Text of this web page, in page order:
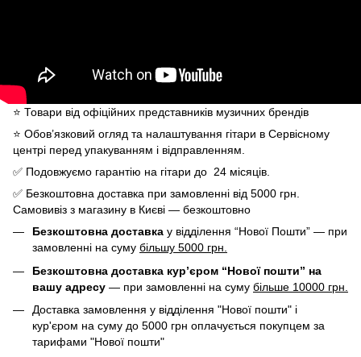
⭐️ Товари від офіційних представників музичних брендів
⭐️ Обов’язковий огляд та налаштування гітари в Сервісному
центрі перед упакуванням і відправленням.
✅ Подовжуємо гарантію на гітари до 24 місяців.
✅ Безкоштовна доставка при замовленні від 5000 грн.
Самовивіз з магазину в Києві — безкоштовно
Безкоштовна доставка у відділення “Нової Пошти” — при
замовленні на суму більшу 5000 грн.
Безкоштовна доставка кур’єром “Нової пошти” на
вашу адресу — при замовленні на суму більше 10000 грн.
Доставка замовлення у відділення "Нової пошти" і
кур'єром на суму до 5000 грн оплачується покупцем за
тарифами "Нової пошти"